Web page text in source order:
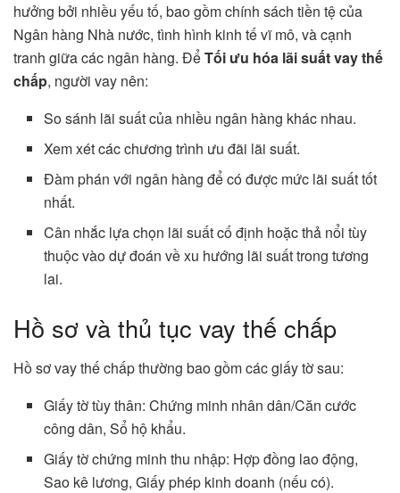
hưởng bởi nhiều yếu tố, bao gồm chính sách tiền tệ của
Ngân hàng Nhà nước, tình hình kinh tế vĩ mô, và cạnh
tranh giữa các ngân hàng. ĐểTối ưu hóa lãi suất vay thế
chấp, người vay nên:
So sánh lãi suất của nhiều ngân hàng khác nhau.
Xem xét các chương trình ưu đãi lãi suất.
Đàm phán với ngân hàng để có được mức lãi suất tốt
nhất.
Cân nhắc lựa chọn lãi suất cố định hoặc thả nổi tùy
thuộc vào dự đoán về xu hướng lãi suất trong tương
lai.
Hồ sơ và thủ tục vay thế chấp
Hồ sơ vay thế chấp thường bao gồm các giấy tờ sau:
Giấy tờ tùy thân: Chứng minh nhân dân/Căn cước
công dân, Sổ hộ khẩu.
Giấy tờ chứng minh thu nhập: Hợp đồng lao động,
Sao kê lương, Giấy phép kinh doanh (nếu có).